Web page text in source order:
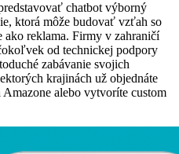
chatbot výborný
ktorá môže budovať vzťah so
ako reklama. Firmy v zahraničí
od technickej podpory
zabávanie svojich
krajinách už objednáte
alebo vytvoríte custom